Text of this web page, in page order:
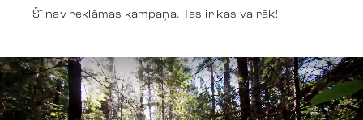
Šī nav reklāmas kampaņa. Tas ir kas vairāk!